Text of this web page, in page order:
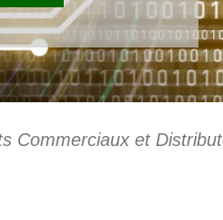
Commerciaux et